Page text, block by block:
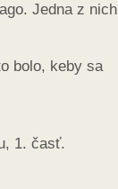
Jedna z nich
bolo, keby sa
1. časť.